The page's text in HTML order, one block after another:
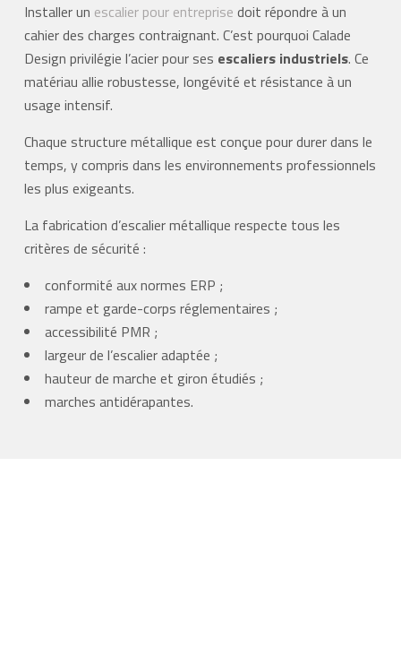
Installer un escalier pour entreprise doit répondre à un
cahier des charges contraignant. C’est pourquoi Calade
Design privilégie l’acier pour ses escaliers industriels. Ce
matériau allie robustesse, longévité et résistance à un
usage intensif.
Chaque structure métallique est conçue pour durer dans le
temps, y compris dans les environnements professionnels
les plus exigeants.
La fabrication d’escalier métallique respecte tous les
critères de sécurité :
conformité aux normes ERP ;
rampe et garde-corps réglementaires ;
accessibilité PMR ;
largeur de l’escalier adaptée ;
hauteur de marche et giron étudiés ;
marches antidérapantes.